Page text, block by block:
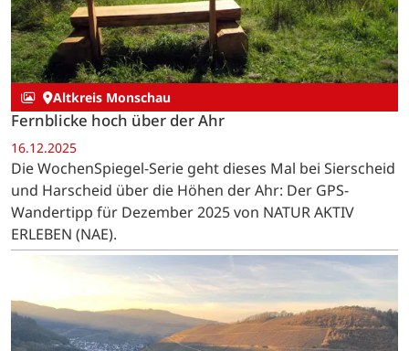
Altkreis Monschau
Fernblicke hoch über der Ahr
16.12.2025
Die WochenSpiegel-Serie geht dieses Mal bei Sierscheid
und Harscheid über die Höhen der Ahr: Der GPS-
Wandertipp für Dezember 2025 von NATUR AKTIV
ERLEBEN (NAE).